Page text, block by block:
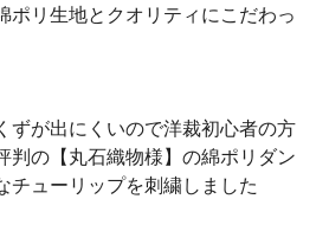
ポリ生地とクオリティにこだわっ
ずが出にくいので洋裁初心者の方
判の【丸石織物様】の綿ポリダン
チューリップを刺繍しました